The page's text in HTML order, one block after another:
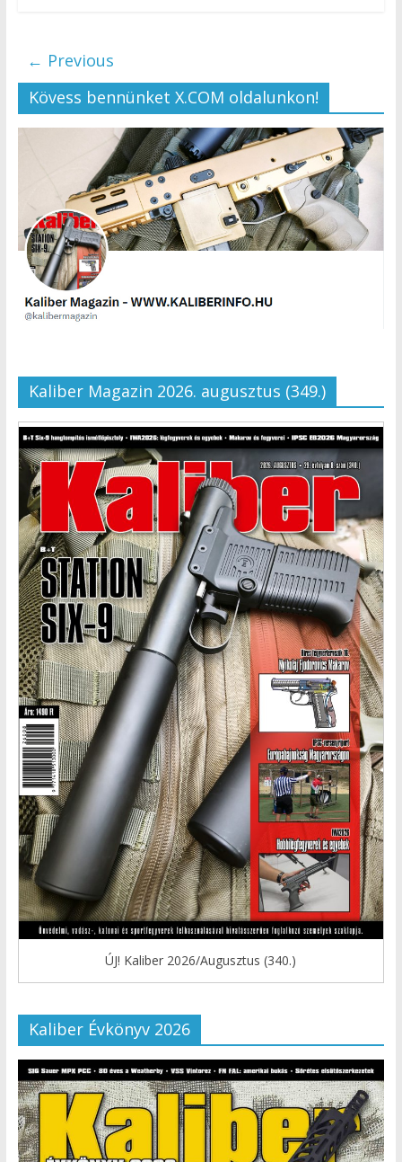
← Previous
Kövess bennünket X.COM oldalunkon!
Kaliber Magazin 2026. augusztus (349.)
ÚJ! Kaliber 2026/Augusztus (340.)
Kaliber Évkönyv 2026